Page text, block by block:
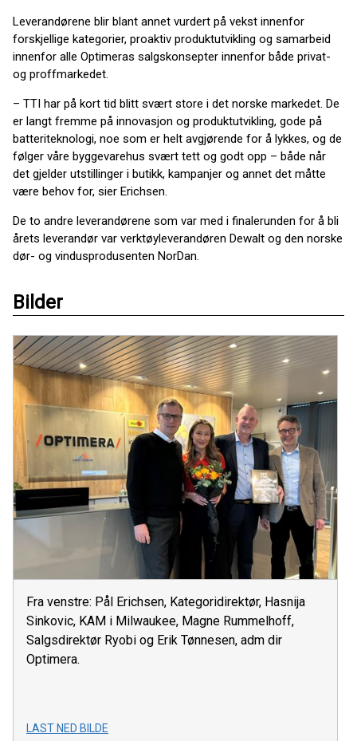
Leverandørene blir blant annet vurdert på vekst innenfor
forskjellige kategorier, proaktiv produktutvikling og samarbeid
innenfor alle Optimeras salgskonsepter innenfor både privat-
og proffmarkedet.
– TTI har på kort tid blitt svært store i det norske markedet. De
er langt fremme på innovasjon og produktutvikling, gode på
batteriteknologi, noe som er helt avgjørende for å lykkes, og de
følger våre byggevarehus svært tett og godt opp – både når
det gjelder utstillinger i butikk, kampanjer og annet det måtte
være behov for, sier Erichsen.
De to andre leverandørene som var med i finalerunden for å bli
årets leverandør var verktøyleverandøren Dewalt og den norske
dør- og vindusprodusenten NorDan.
Bilder
Fra venstre: Pål Erichsen, Kategoridirektør, Hasnija
Sinkovic, KAM i Milwaukee, Magne Rummelhoff,
Salgsdirektør Ryobi og Erik Tønnesen, adm dir
Optimera.
LAST NED BILDE